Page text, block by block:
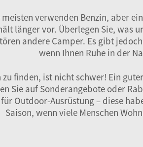
verwenden Benzin, aber
länger vor. Überlegen Sie, was
andere Camper. Es gibt
wenn Ihnen Ruhe in der
finden, ist nicht schwer! Ein
Sie auf Sonderangebote oder
Outdoor-Ausrüstung – diese
Saison, wenn viele Menschen